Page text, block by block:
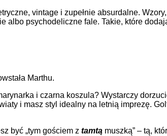
vintage i zupełnie absurdalne.
psychodeliczne fale. Takie, które
Marthu.
i czarna koszula? Wystarczy
i masz styl idealny na letnią imprezę.
być „tym gościem z tamtą muszką” – tą,